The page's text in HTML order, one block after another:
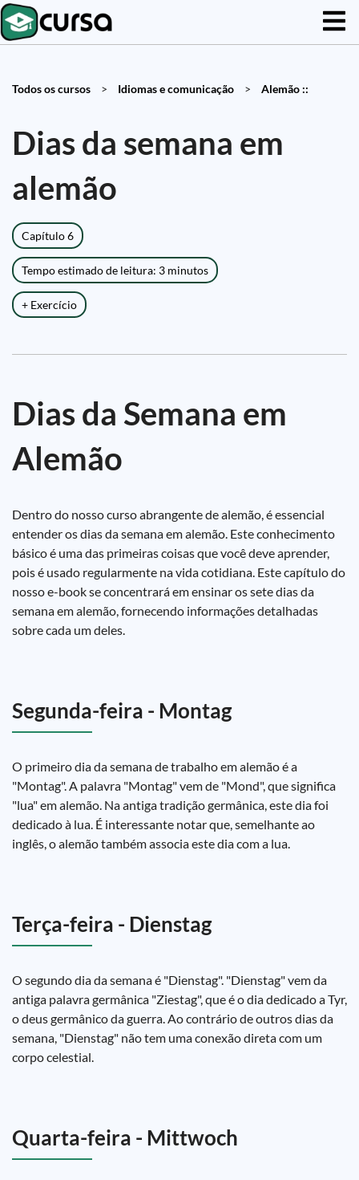
Todos os cursos > Idiomas e comunicação > Alemão ::
Dias da semana em
alemão
Capítulo 6
Tempo estimado de leitura: 3 minutos
+ Exercício
Dias da Semana em
Alemão
Dentro do nosso curso abrangente de alemão, é essencial
entender os dias da semana em alemão. Este conhecimento
básico é uma das primeiras coisas que você deve aprender,
pois é usado regularmente na vida cotidiana. Este capítulo do
nosso e-book se concentrará em ensinar os sete dias da
semana em alemão, fornecendo informações detalhadas
sobre cada um deles.
Segunda-feira - Montag
O primeiro dia da semana de trabalho em alemão é a
"Montag". A palavra "Montag" vem de "Mond", que significa
"lua" em alemão. Na antiga tradição germânica, este dia foi
dedicado à lua. É interessante notar que, semelhante ao
inglês, o alemão também associa este dia com a lua.
Terça-feira - Dienstag
O segundo dia da semana é "Dienstag". "Dienstag" vem da
antiga palavra germânica "Ziestag", que é o dia dedicado a Tyr,
o deus germânico da guerra. Ao contrário de outros dias da
semana, "Dienstag" não tem uma conexão direta com um
corpo celestial.
Quarta-feira - Mittwoch